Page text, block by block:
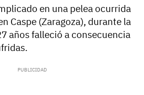
en una pelea ocurrida
Caspe (Zaragoza), durante la
años falleció a consecuencia